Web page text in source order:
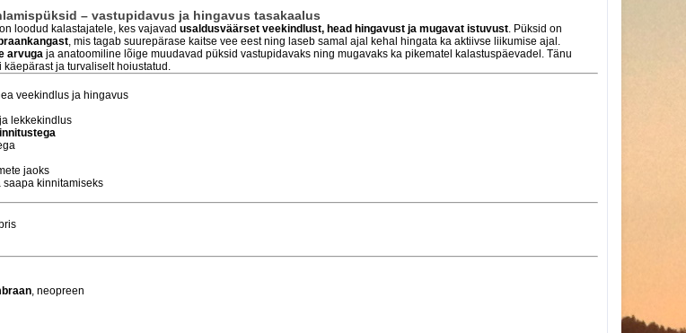
– vastupidavus ja hingavus tasakaalus
loodud kalastajatele, kes vajavad usaldusväärset veekindlust, head hingavust ja mugavat istuvust. Püksid on
, mis tagab suurepärase kaitse vee eest ning laseb samal ajal kehal hingata ka aktiivse liikumise ajal.
arvuga ja anatoomiline lõige muudavad püksid vastupidavaks ning mugavaks ka pikematel kalastuspäevadel. Tänu
ja turvaliselt hoiustatud.
veekindlus ja hingavus
lekkekindlus
jaoks
saapa kinnitamiseks
, neopreen